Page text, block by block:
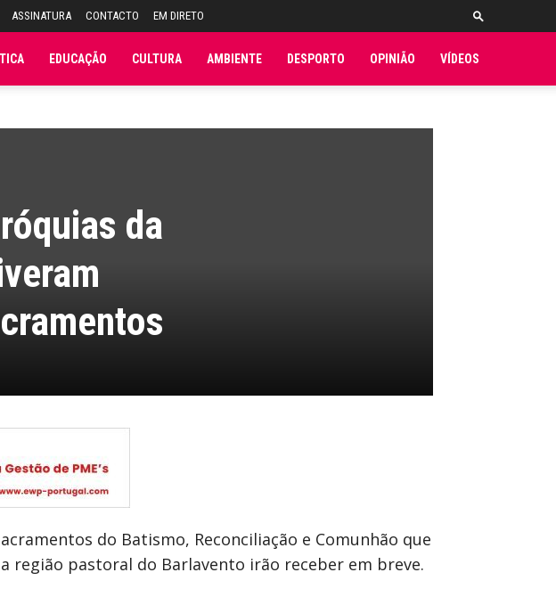
ASSINATURA CONTACTO EM DIRETO
EDUCAÇÃO CULTURA AMBIENTE DESPORTO OPINIÃO VÍDEOS
da
do Batismo, Reconciliação e Comunhão que
região pastoral do Barlavento irão receber em breve.